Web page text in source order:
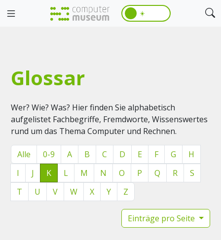
☀️
Glossar
Wer? Wie? Was? Hier finden Sie alphabetisch
aufgelistet Fachbegriffe, Fremdworte, Wissenswertes
rund um das Thema Computer und Rechnen.
Alle 0-9 A B C D E F G
H
I
J K L M N O P Q R
S
T
U V W X Y Z
Einträge pro Seite